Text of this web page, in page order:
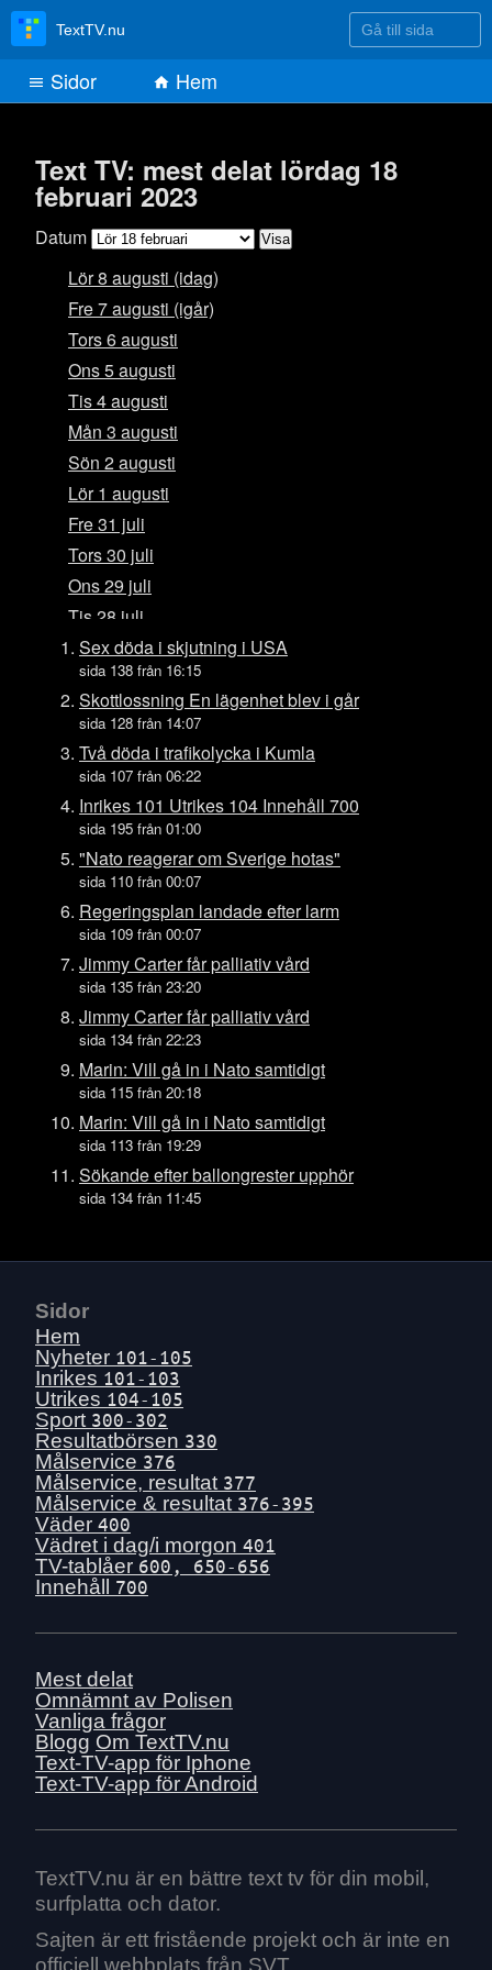
Text TV: mest delat lördag 18
februari 2023
Datum
Lör 8 augusti (idag)
Fre 7 augusti (igår)
Tors 6 augusti
Ons 5 augusti
Tis 4 augusti
Mån 3 augusti
Sön 2 augusti
Lör 1 augusti
Fre 31 juli
Tors 30 juli
Ons 29 juli
Tis 28 juli
Mån 27 juli
Sön 26 juli
Lör 25 juli
Fre 24 juli
Tors 23 juli
Ons 22 juli
Tis 21 juli
Mån 20 juli
Sön 19 juli
Lör 18 juli
Fre 17 juli
Tors 16 juli
Ons 15 juli
Tis 14 juli
Mån 13 juli
Lör 11 juli
Fre 10 juli
Tors 9 juli
Tis 7 juli
Sön 5 juli
Lör 4 juli
Fre 3 juli
Tors 2 juli
Ons 1 juli
Tis 30 juni
Mån 29 juni
Sön 28 juni
Lör 27 juni
Fre 26 juni
Tors 25 juni
Tis 23 juni
Mån 22 juni
Sön 21 juni
Lör 20 juni
Ons 17 juni
Tis 16 juni
Mån 15 juni
Sex döda i skjutning i USA
sida 138 från 16:15
Skottlossning En lägenhet blev i går
sida 128 från 14:07
Två döda i trafikolycka i Kumla
sida 107 från 06:22
Inrikes 101 Utrikes 104 Innehåll 700
sida 195 från 01:00
"Nato reagerar om Sverige hotas"
sida 110 från 00:07
Regeringsplan landade efter larm
sida 109 från 00:07
Jimmy Carter får palliativ vård
sida 135 från 23:20
Jimmy Carter får palliativ vård
sida 134 från 22:23
Marin: Vill gå in i Nato samtidigt
sida 115 från 20:18
Marin: Vill gå in i Nato samtidigt
sida 113 från 19:29
Sökande efter ballongrester upphör
sida 134 från 11:45
TextTV.nu Gå till sida
Sidor Hem
Sidor
Hem
Nyheter 101-105
Inrikes 101-103
Utrikes 104-105
Sport 300-302
Resultatbörsen 330
Målservice 376
Målservice, resultat 377
Målservice & resultat 376-395
Väder 400
Vädret i dag/i morgon 401
TV-tablåer 600, 650-656
Innehåll 700
Mest delat
Omnämnt av Polisen
Vanliga frågor
Blogg Om TextTV.nu
Text-TV-app för Iphone
Text-TV-app för Android
TextTV.nu är en bättre text tv för din mobil,
surfplatta och dator.
Sajten är ett fristående projekt och är inte en
officiell webbplats från SVT.